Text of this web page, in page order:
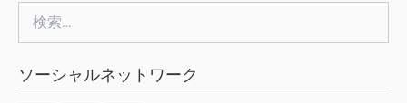
索:
ソーシャルネットワーク